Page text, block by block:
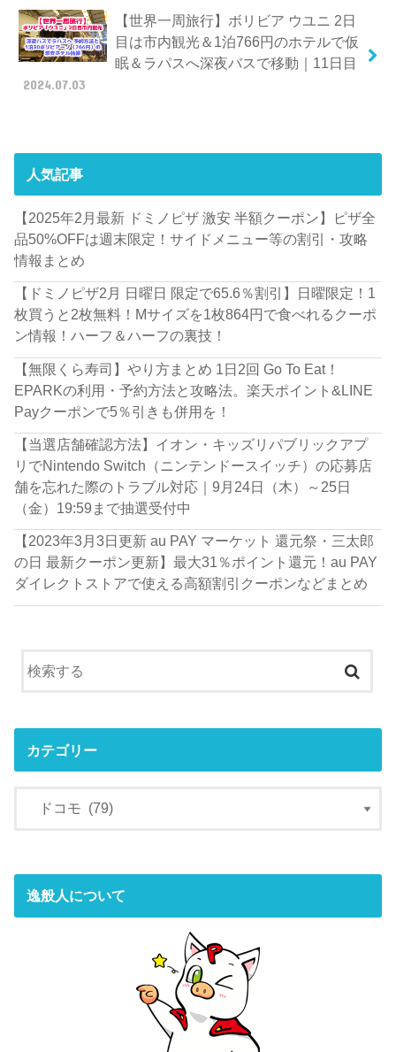
【世界一周旅行】ボリビア ウユニ 2日
目は市内観光＆1泊766円のホテルで仮
眠＆ラパスへ深夜バスで移動｜11日目
2024.07.03
人気記事
【2025年2月最新 ドミノピザ 激安 半額クーポン】ピザ全
品50%OFFは週末限定！サイドメニュー等の割引・攻略
情報まとめ
【ドミノピザ2月 日曜日 限定で65.6％割引】日曜限定！1
枚買うと2枚無料！Mサイズを1枚864円で食べれるクーポ
ン情報！ハーフ＆ハーフの裏技！
【無限くら寿司】やり方まとめ 1日2回 Go To Eat！
EPARKの利用・予約方法と攻略法。楽天ポイント&LINE
Payクーポンで5％引きも併用を！
【当選店舗確認方法】イオン・キッズリパブリックアプ
リでNintendo Switch（ニンテンドースイッチ）の応募店
舗を忘れた際のトラブル対応｜9月24日（木）～25日
（金）19:59まで抽選受付中
【2023年3月3日更新 au PAY マーケット 還元祭・三太郎
の日 最新クーポン更新】最大31％ポイント還元！au PAY
ダイレクトストアで使える高額割引クーポンなどまとめ
カテゴリー
逸般人について